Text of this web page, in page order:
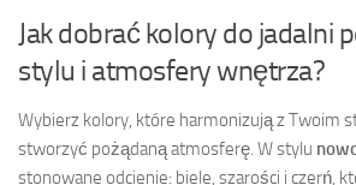
Jak dobrać kolory do jadalni
stylu i atmosfery wnętrza?
Wybierz kolory, które harmonizują z Twoim
stworzyć pożądaną atmosferę. W stylu
stonowane odcienie: biele, szarości i czerń,